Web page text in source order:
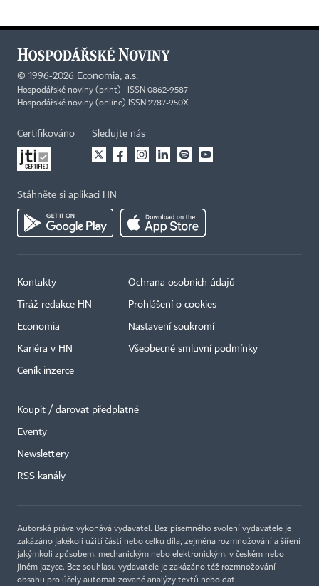
© 1996-2026 Economia, a.s.
Hospodářské noviny (print) ISSN 0862-9587
Hospodářské noviny (online) ISSN 2787-950X
Certifikováno Sledujte nás
Stáhněte si aplikaci HN
Kontakty
Tiráž redakce HN
Economia
Kariéra v HN
Ceník inzerce
Ochrana osobních údajů
Prohlášení o cookies
Nastavení soukromí
Všeobecné smluvní podmínky
Koupit / darovat předplatné
Eventy
Newslettery
RSS kanály
Autorská práva vykonává vydavatel. Bez písemného svolení vydavatele je
zakázáno jakékoli užití částí nebo celku díla, zejména rozmnožování a šíření
jakýmkoli způsobem, mechanickým nebo elektronickým, v českém nebo
jiném jazyce. Bez souhlasu vydavatele je zakázáno též rozmnožování
obsahu pro účely automatizované analýzy textů nebo dat